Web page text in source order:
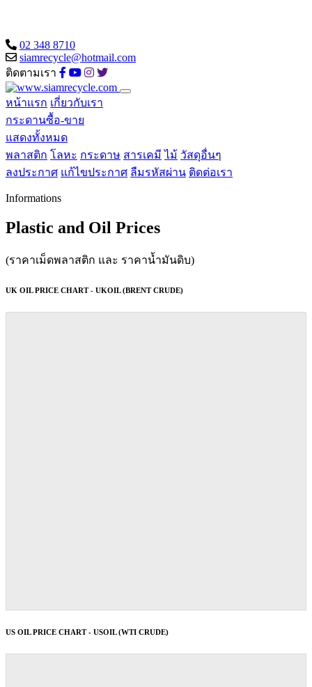
02 348 8710
siamrecycle@hotmail.com
ติดตามเรา
หน้าแรก เกี่ยวกับเรา
กระดานซื้อ-ขาย
แสดงทั้งหมด
พลาสติก โลหะ กระดาษ สารเคมี ไม้ วัสดุอื่นๆ
ลงประกาศ แก้ไขประกาศ ลืมรหัสผ่าน ติดต่อเรา
Informations
Plastic and Oil Prices
(ราคาเม็ดพลาสติก และ ราคาน้ำมันดิบ)
UK OIL PRICE CHART - UKOIL (BRENT CRUDE)
US OIL PRICE CHART - USOIL (WTI CRUDE)